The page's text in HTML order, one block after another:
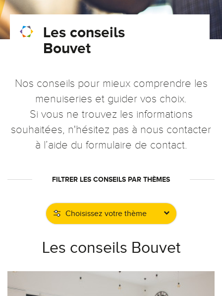
Les conseils
Bouvet
Nos conseils pour mieux comprendre les
menuiseries et guider vos choix.
Si vous ne trouvez les informations
souhaitées, n'hésitez pas à nous contacter
à l’aide du formulaire de contact.
FILTRER LES CONSEILS PAR THÈMES
Choisissez votre thème
Les conseils Bouvet
Conseils pour choisir
Demander un devis
Tous nos accessoires volets roulants
Tous nos accessoires volets battants
Classique
Accessoires
Demander un devis
Télécharger le catalogue